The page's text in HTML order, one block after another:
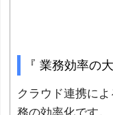
『 業務効率の
クラウド連携に